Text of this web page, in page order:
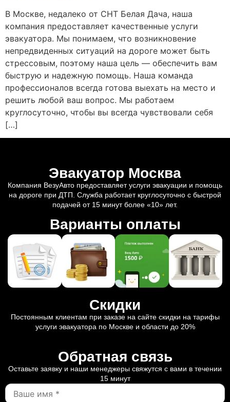
В Москве, недалеко от СНТ Белая Дача, наша
компания предоставляет качественные услуги
эвакуатора. Мы понимаем, что возникновение
непредвиденных ситуаций на дороге может быть
стрессовым, поэтому наша цель — обеспечить вам
быструю и надежную помощь. Наша команда
профессионалов всегда готова выехать на место и
решить любой ваш вопрос. Мы работаем
круглосуточно, чтобы вы всегда чувствовали себя
[…]
Эвакуатор Москва
Компания ВезуАвто предоставляет услуги эвакуации и помощь
на дороге при ДТП. Служба работает круглосуточно с быстрой
подачей от 15 минут более «10» лет.
Варианты оплаты
Скидки
Постоянным клиентам при заказе на сайте скидки на тарифы
услуги эвакуатора по Москве и области до 20%
Обратная связь
Оставьте заявку и наши менеджеры свяжутся с вами в течении
15 минут